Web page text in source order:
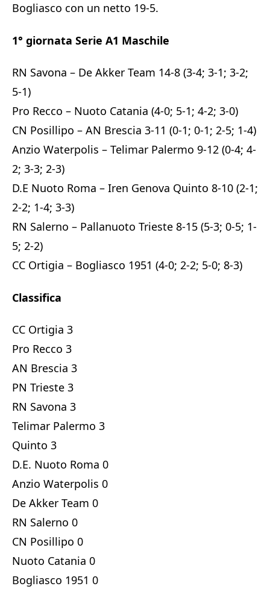
Bogliasco con un netto 19-5.
1° giornata Serie A1 Maschile
RN Savona – De Akker Team 14-8 (3-4; 3-1; 3-2;
5-1)
Pro Recco – Nuoto Catania (4-0; 5-1; 4-2; 3-0)
CN Posillipo – AN Brescia 3-11 (0-1; 0-1; 2-5; 1-4)
Anzio Waterpolis – Telimar Palermo 9-12 (0-4; 4-
2; 3-3; 2-3)
D.E Nuoto Roma – Iren Genova Quinto 8-10 (2-1;
2-2; 1-4; 3-3)
RN Salerno – Pallanuoto Trieste 8-15 (5-3; 0-5; 1-
5; 2-2)
CC Ortigia – Bogliasco 1951 (4-0; 2-2; 5-0; 8-3)
Classifica
CC Ortigia 3
Pro Recco 3
AN Brescia 3
PN Trieste 3
RN Savona 3
Telimar Palermo 3
Quinto 3
D.E. Nuoto Roma 0
Anzio Waterpolis 0
De Akker Team 0
RN Salerno 0
CN Posillipo 0
Nuoto Catania 0
Bogliasco 1951 0